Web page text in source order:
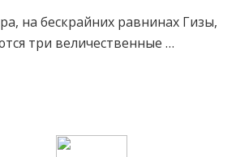
на бескрайних равнинах Гизы,
три величественные …